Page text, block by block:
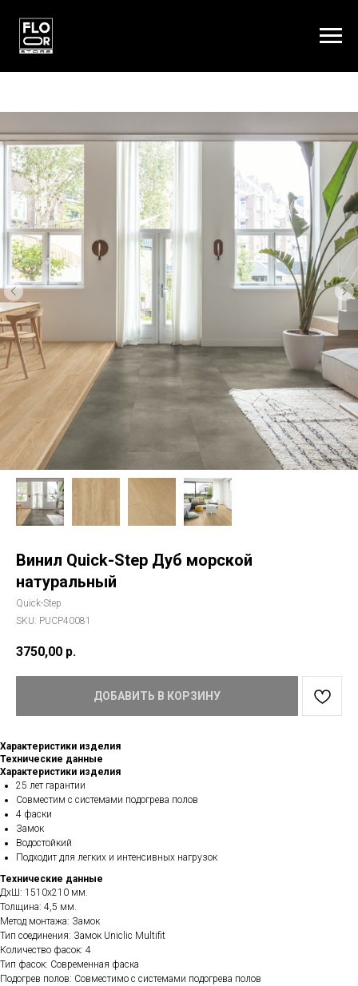
Винил Quick-Step Дуб морской
натуральный
Quick-Step
SKU: PUCP40081
3750,00 р.
ДОБАВИТЬ В КОРЗИНУ
Характеристики изделия
Технические данные
Характеристики изделия
25 лет гарантии
Совместим с системами подогрева полов
4 фаски
Замок
Водостойкий
Подходит для легких и интенсивных нагрузок
Технические данные
ДхШ: 1510х210 мм.
Толщина: 4,5 мм.
Метод монтажа: Замок
Тип соединения: Замок Uniclic Multifit
Количество фасок: 4
Тип фасок: Современная фаска
Подогрев полов: Совместимо с системами подогрева полов